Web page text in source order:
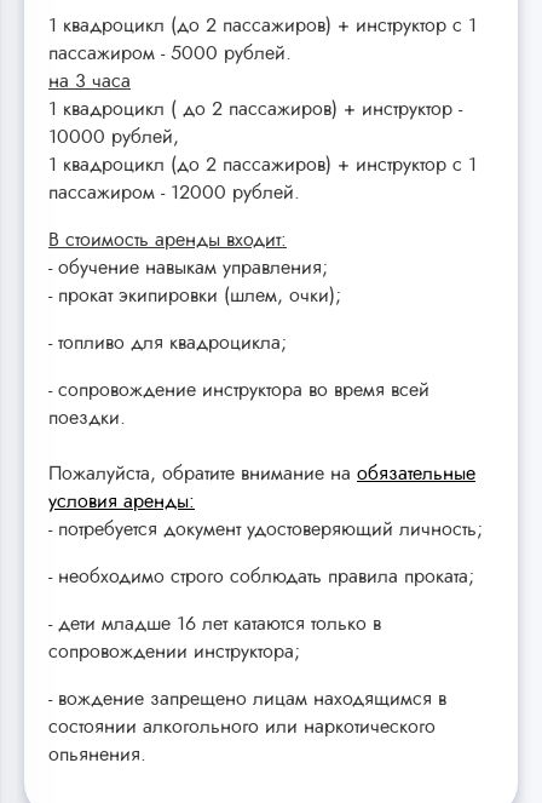
1 квадроцикл (до 2 пассажиров) + инструктор с 1
пассажиром - 5000 рублей.
на 3 часа
1 квадроцикл ( до 2 пассажиров) + инструктор -
10000 рублей,
1 квадроцикл (до 2 пассажиров) + инструктор с 1
пассажиром - 12000 рублей.
В стоимость аренды входит:
- обучение навыкам управления;
- прокат экипировки (шлем, очки);
- топливо для квадроцикла;
- сопровождение инструктора во время всей
поездки.
Пожалуйста, обратите внимание на обязательные
условия аренды:
- потребуется документ удостоверяющий личность;
- необходимо строго соблюдать правила проката;
- дети младше 16 лет катаются только в
сопровождении инструктора;
- вождение запрещено лицам находящимся в
состоянии алкогольного или наркотического
опьянения.